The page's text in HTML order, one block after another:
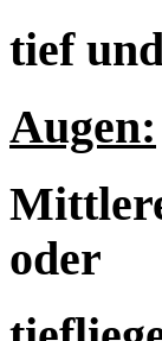
tief
Augen:
oder